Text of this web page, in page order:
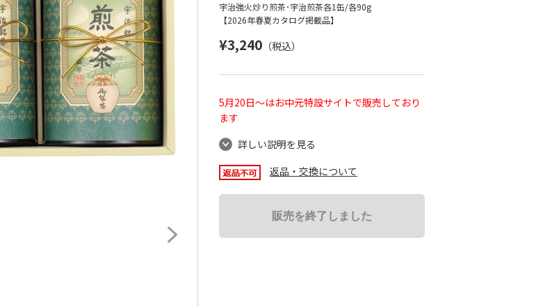
宇治強火炒り煎茶･宇治煎茶各1缶/各90g
【2026年春夏カタログ掲載品】
¥3,240 （税込）
5月20日～はお中元特設サイトで販売しており
ます
詳しい説明を見る
返品・交換について
販売を終了しました